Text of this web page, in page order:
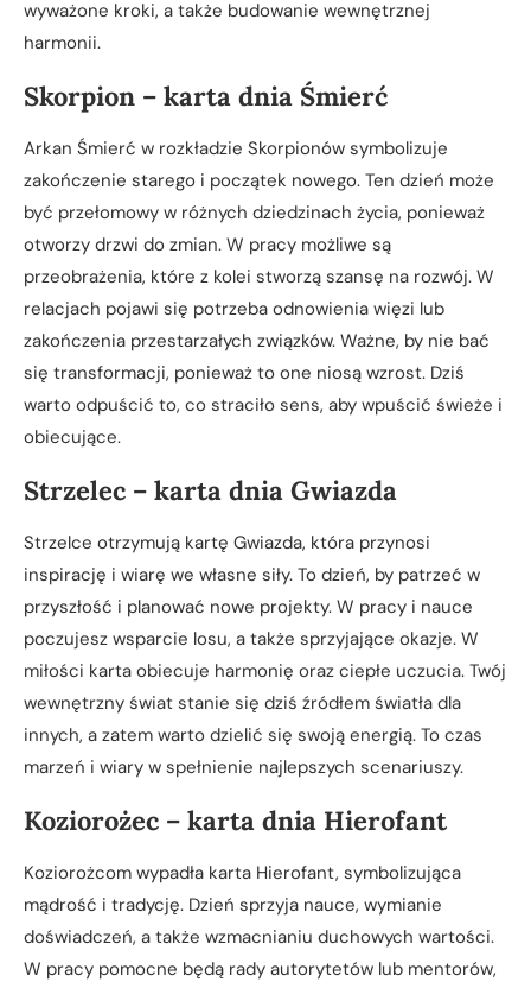
wyważone kroki, a także budowanie wewnętrznej
harmonii.
Skorpion – karta dnia Śmierć
Arkan Śmierć w rozkładzie Skorpionów symbolizuje
zakończenie starego i początek nowego. Ten dzień może
być przełomowy w różnych dziedzinach życia, ponieważ
otworzy drzwi do zmian. W pracy możliwe są
przeobrażenia, które z kolei stworzą szansę na rozwój. W
relacjach pojawi się potrzeba odnowienia więzi lub
zakończenia przestarzałych związków. Ważne, by nie bać
się transformacji, ponieważ to one niosą wzrost. Dziś
warto odpuścić to, co straciło sens, aby wpuścić świeże i
obiecujące.
Strzelec – karta dnia Gwiazda
Strzelce otrzymują kartę Gwiazda, która przynosi
inspirację i wiarę we własne siły. To dzień, by patrzeć w
przyszłość i planować nowe projekty. W pracy i nauce
poczujesz wsparcie losu, a także sprzyjające okazje. W
miłości karta obiecuje harmonię oraz ciepłe uczucia. Twój
wewnętrzny świat stanie się dziś źródłem światła dla
innych, a zatem warto dzielić się swoją energią. To czas
marzeń i wiary w spełnienie najlepszych scenariuszy.
Koziorożec – karta dnia Hierofant
Koziorożcom wypadła karta Hierofant, symbolizująca
mądrość i tradycję. Dzień sprzyja nauce, wymianie
doświadczeń, a także wzmacnianiu duchowych wartości.
W pracy pomocne będą rady autorytetów lub mentorów,